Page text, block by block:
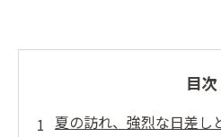
目次
夏の訪れ、強烈な日差し